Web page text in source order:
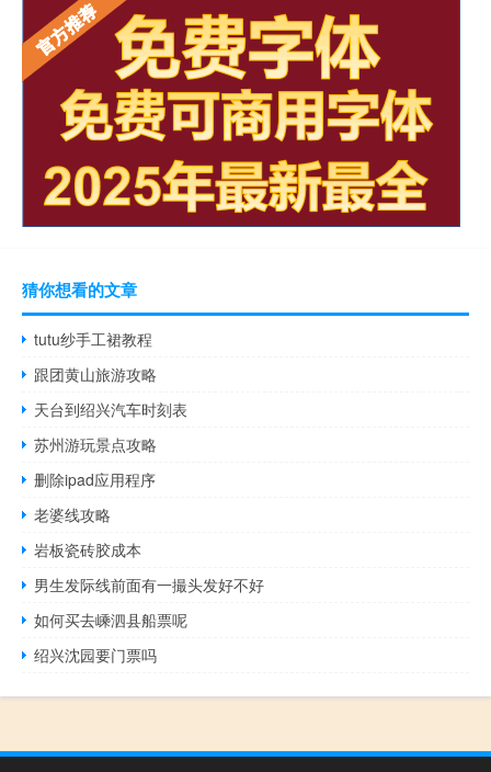
猜你想看的文章
tutu纱手工裙教程
跟团黄山旅游攻略
天台到绍兴汽车时刻表
苏州游玩景点攻略
删除ipad应用程序
老婆线攻略
岩板瓷砖胶成本
男生发际线前面有一撮头发好不好
如何买去嵊泗县船票呢
绍兴沈园要门票吗